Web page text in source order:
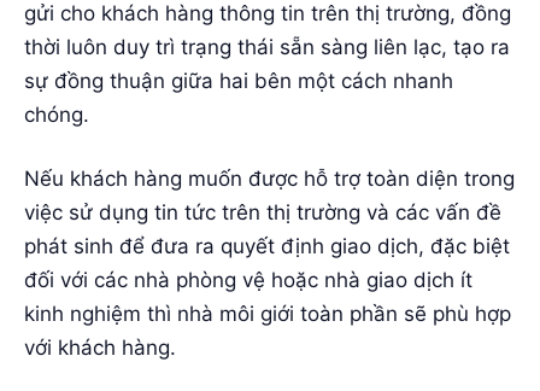
gửi cho khách hàng thông tin trên thị trường, đồng
thời luôn duy trì trạng thái sẵn sàng liên lạc, tạo ra
sự đồng thuận giữa hai bên một cách nhanh
chóng.
Nếu khách hàng muốn được hỗ trợ toàn diện trong
việc sử dụng tin tức trên thị trường và các vấn đề
phát sinh để đưa ra quyết định giao dịch, đặc biệt
đối với các nhà phòng vệ hoặc nhà giao dịch ít
kinh nghiệm thì nhà môi giới toàn phần sẽ phù hợp
với khách hàng.